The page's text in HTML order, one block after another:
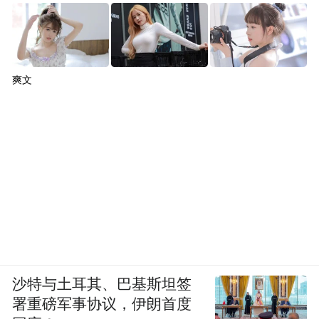
爽文
沙特与土耳其、巴基斯坦签
署重磅军事协议，伊朗首度